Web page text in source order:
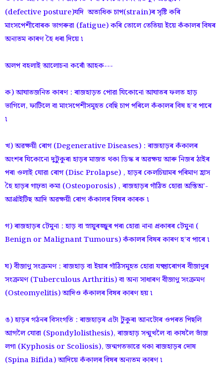
(defective posture)যদি অত্যধিক চাপ(strain)ৰ সৃষ্টি কৰি
মাংসপেশীবোৰক ভাগৰুৱা (fatigue) কৰি তোলে তেতিয়া ইয়ে কঁকালৰ বিষৰ
অন্যতম কাৰণ হৈ ধৰা দিয়ে ৷
অলপ বহলাই আলোচনা কৰোঁ আহক---
ক) আঘাতজনিত কাৰণ : ৰাজহাড়ত পোৱা যিকোনো আঘাতৰ ফলত হাড়
ভাগিলে, ফাটিলে বা মাংসপেশীসমূহত বেছি চাপ পৰিলে কঁকালৰ বিষ হ’ব পাৰে
৷
খ) অৱক্ষয়ী ৰোগ (Degenerative Diseases) : ৰাজহাড়ৰ কঁকালৰ
অংশৰ যিকোনো দুটুকুৰা হাড়ৰ মাজত থকা ডিস্ক ৰ অৱক্ষয় আৰু নিজৰ ঠাইৰ
পৰা ওলাই যোৱা ৰোগ (Disc Prolapse) , হাড়ৰ কেলচিয়ামৰ পৰিমাণ হ্ৰাস
হৈ হাড়ৰ গাঢ়তা কমা (Osteoporosis) , ৰাজহাড়ৰ গাঁঠিত হোৱা অস্তিঅ’-
আৰ্থ্ৰাইটিছ আদি অৱক্ষয়ী ৰোগ কঁকালৰ বিষৰ কাৰক ৷
গ) ৰাজহাড়ৰ টেমুনা : হাড় বা স্নায়ুৰজ্জুৰ পৰা হোৱা নানা প্ৰকাৰৰ টেমুনা (
Benign or Malignant Tumours) কঁকালৰ বিষৰ কাৰণ হ’ব পাৰে ৷
ঘ) বীজাণু সংক্ৰমণ : ৰাজহাড় বা ইয়াৰ গাঁঠিসমূহত হোৱা যক্ষ্মাৰোগৰ বীজাণুৰ
সংক্ৰমণ (Tuberculous Arthritis) বা অন্য সাধাৰণ বীজাণু সংক্ৰমণ
(Osteomyelitis) আদিও কঁকালৰ বিষৰ কাৰণ হয় ৷
ঙ) হাড়ৰ গঠনৰ বিসংগতি : ৰাজহাড়ৰ এটা টুকুৰা আনটোৰ ওপৰত পিছলি
আগলৈ যোৱা (Spondylolisthesis), ৰাজহাড় সন্মুখলৈ বা কাষলৈ ভাঁজ
লগা (Kyphosis or Scoliosis), জন্মগতভাৱে থকা ৰাজহাড়ৰ দোষ
(Spina Bifida) আদিয়ে কঁকালৰ বিষৰ অন্যতম কাৰণ ৷